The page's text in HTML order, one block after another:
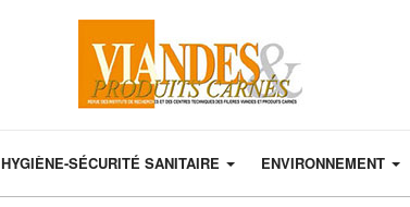
HYGIÈNE-SÉCURITÉ SANITAIRE ENVIRONNEMENT